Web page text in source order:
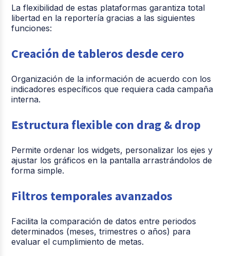
La flexibilidad de estas plataformas garantiza total
libertad en la reportería gracias a las siguientes
funciones:
Creación de tableros desde cero
Organización de la información de acuerdo con los
indicadores específicos que requiera cada campaña
interna.
Estructura flexible con drag & drop
Permite ordenar los widgets, personalizar los ejes y
ajustar los gráficos en la pantalla arrastrándolos de
forma simple.
Filtros temporales avanzados
Facilita la comparación de datos entre periodos
determinados (meses, trimestres o años) para
evaluar el cumplimiento de metas.